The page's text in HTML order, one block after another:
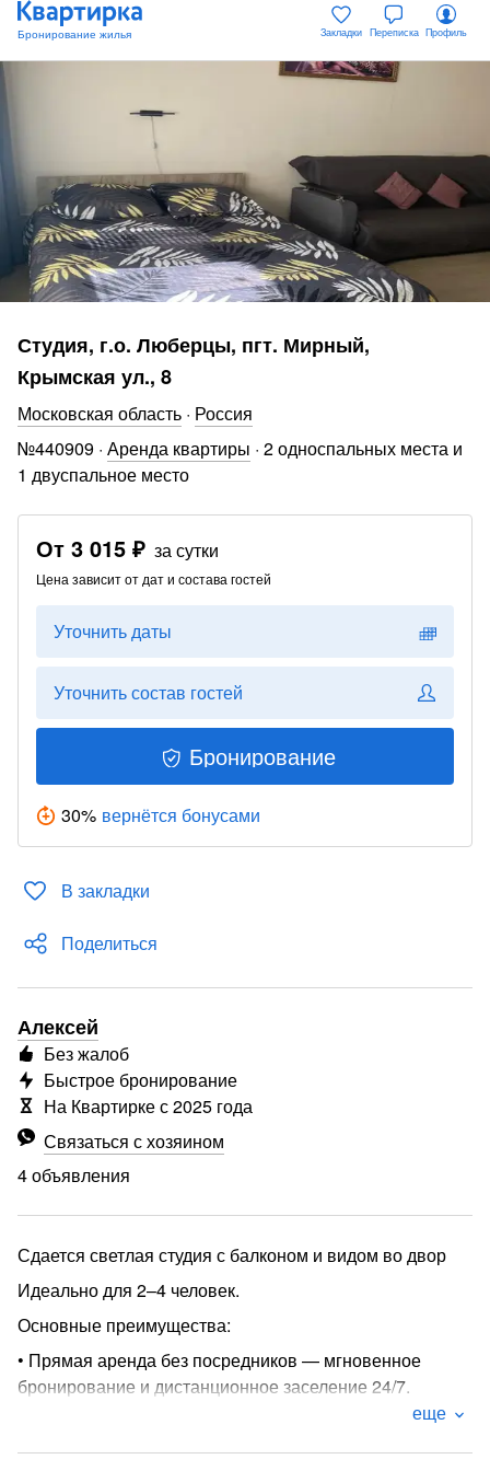
Закладки Переписка Профиль
Студия, г.о. Люберцы, пгт. Мирный,
Крымская ул., 8
Московская область · Россия
№440909 · Аренда квартиры · 2 односпальных места и
1 двуспальное место
От 3 015 ₽ за сутки
Цена зависит от дат и состава гостей
Уточнить даты
Уточнить состав гостей
Бронирование
30% вернётся бонусами
В закладки
Поделиться
Алексей
Связаться с хозяином
4 объявления
Без жалоб
Быстрое бронирование
На Квартирке с 2025 года
Сдается светлая студия с балконом и видом во двор
Идеально для 2–4 человек.
Основные преимущества:
• Прямая аренда без посредников — мгновенное
бронирование и дистанционное заселение 24/7.
• Транспортная доступность: до метро Котельники 10
минут на маршрутке (ходит каждые 5 минут).
еще